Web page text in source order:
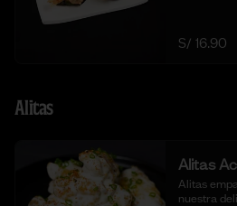
S/ 16.90
Alitas
Alitas
Alitas
nuestra